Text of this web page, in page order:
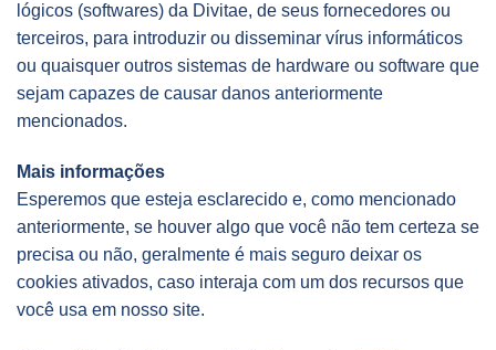
lógicos (softwares) da Divitae, de seus fornecedores ou
terceiros, para introduzir ou disseminar vírus informáticos
ou quaisquer outros sistemas de hardware ou software que
sejam capazes de causar danos anteriormente
mencionados.
Mais informações
Esperemos que esteja esclarecido e, como mencionado
anteriormente, se houver algo que você não tem certeza se
precisa ou não, geralmente é mais seguro deixar os
cookies ativados, caso interaja com um dos recursos que
você usa em nosso site.